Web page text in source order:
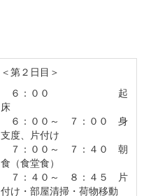
＜第２日目＞
６：００ 起
床
６：００～ ７：００ 身
支度、片付け
７：００～ ７：４０ 朝
食（食堂食）
７：４０～ ８：４５ 片
付け・部屋清掃・荷物移動